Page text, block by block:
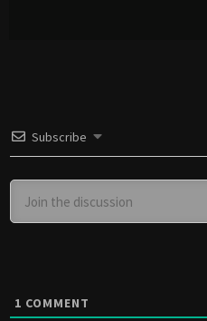
Subscribe
1 COMMENT